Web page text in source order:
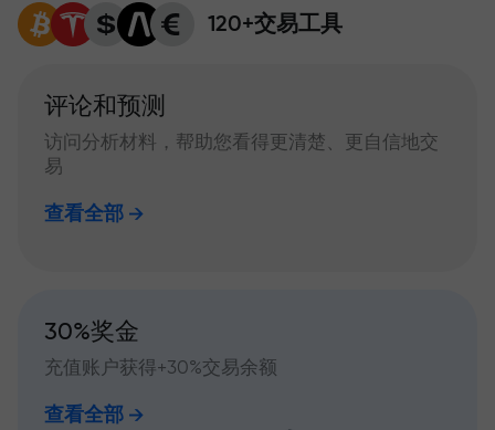
120+交易工具
评论和预测
访问分析材料，帮助您看得更清楚、更自信地交
易
查看全部
30%奖金
充值账户获得+30%交易余额
查看全部